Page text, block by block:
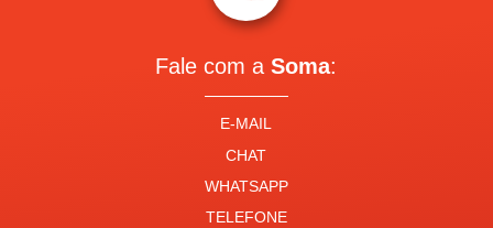
Fale com aSoma:
E-MAIL
CHAT
WHATSAPP
TELEFONE